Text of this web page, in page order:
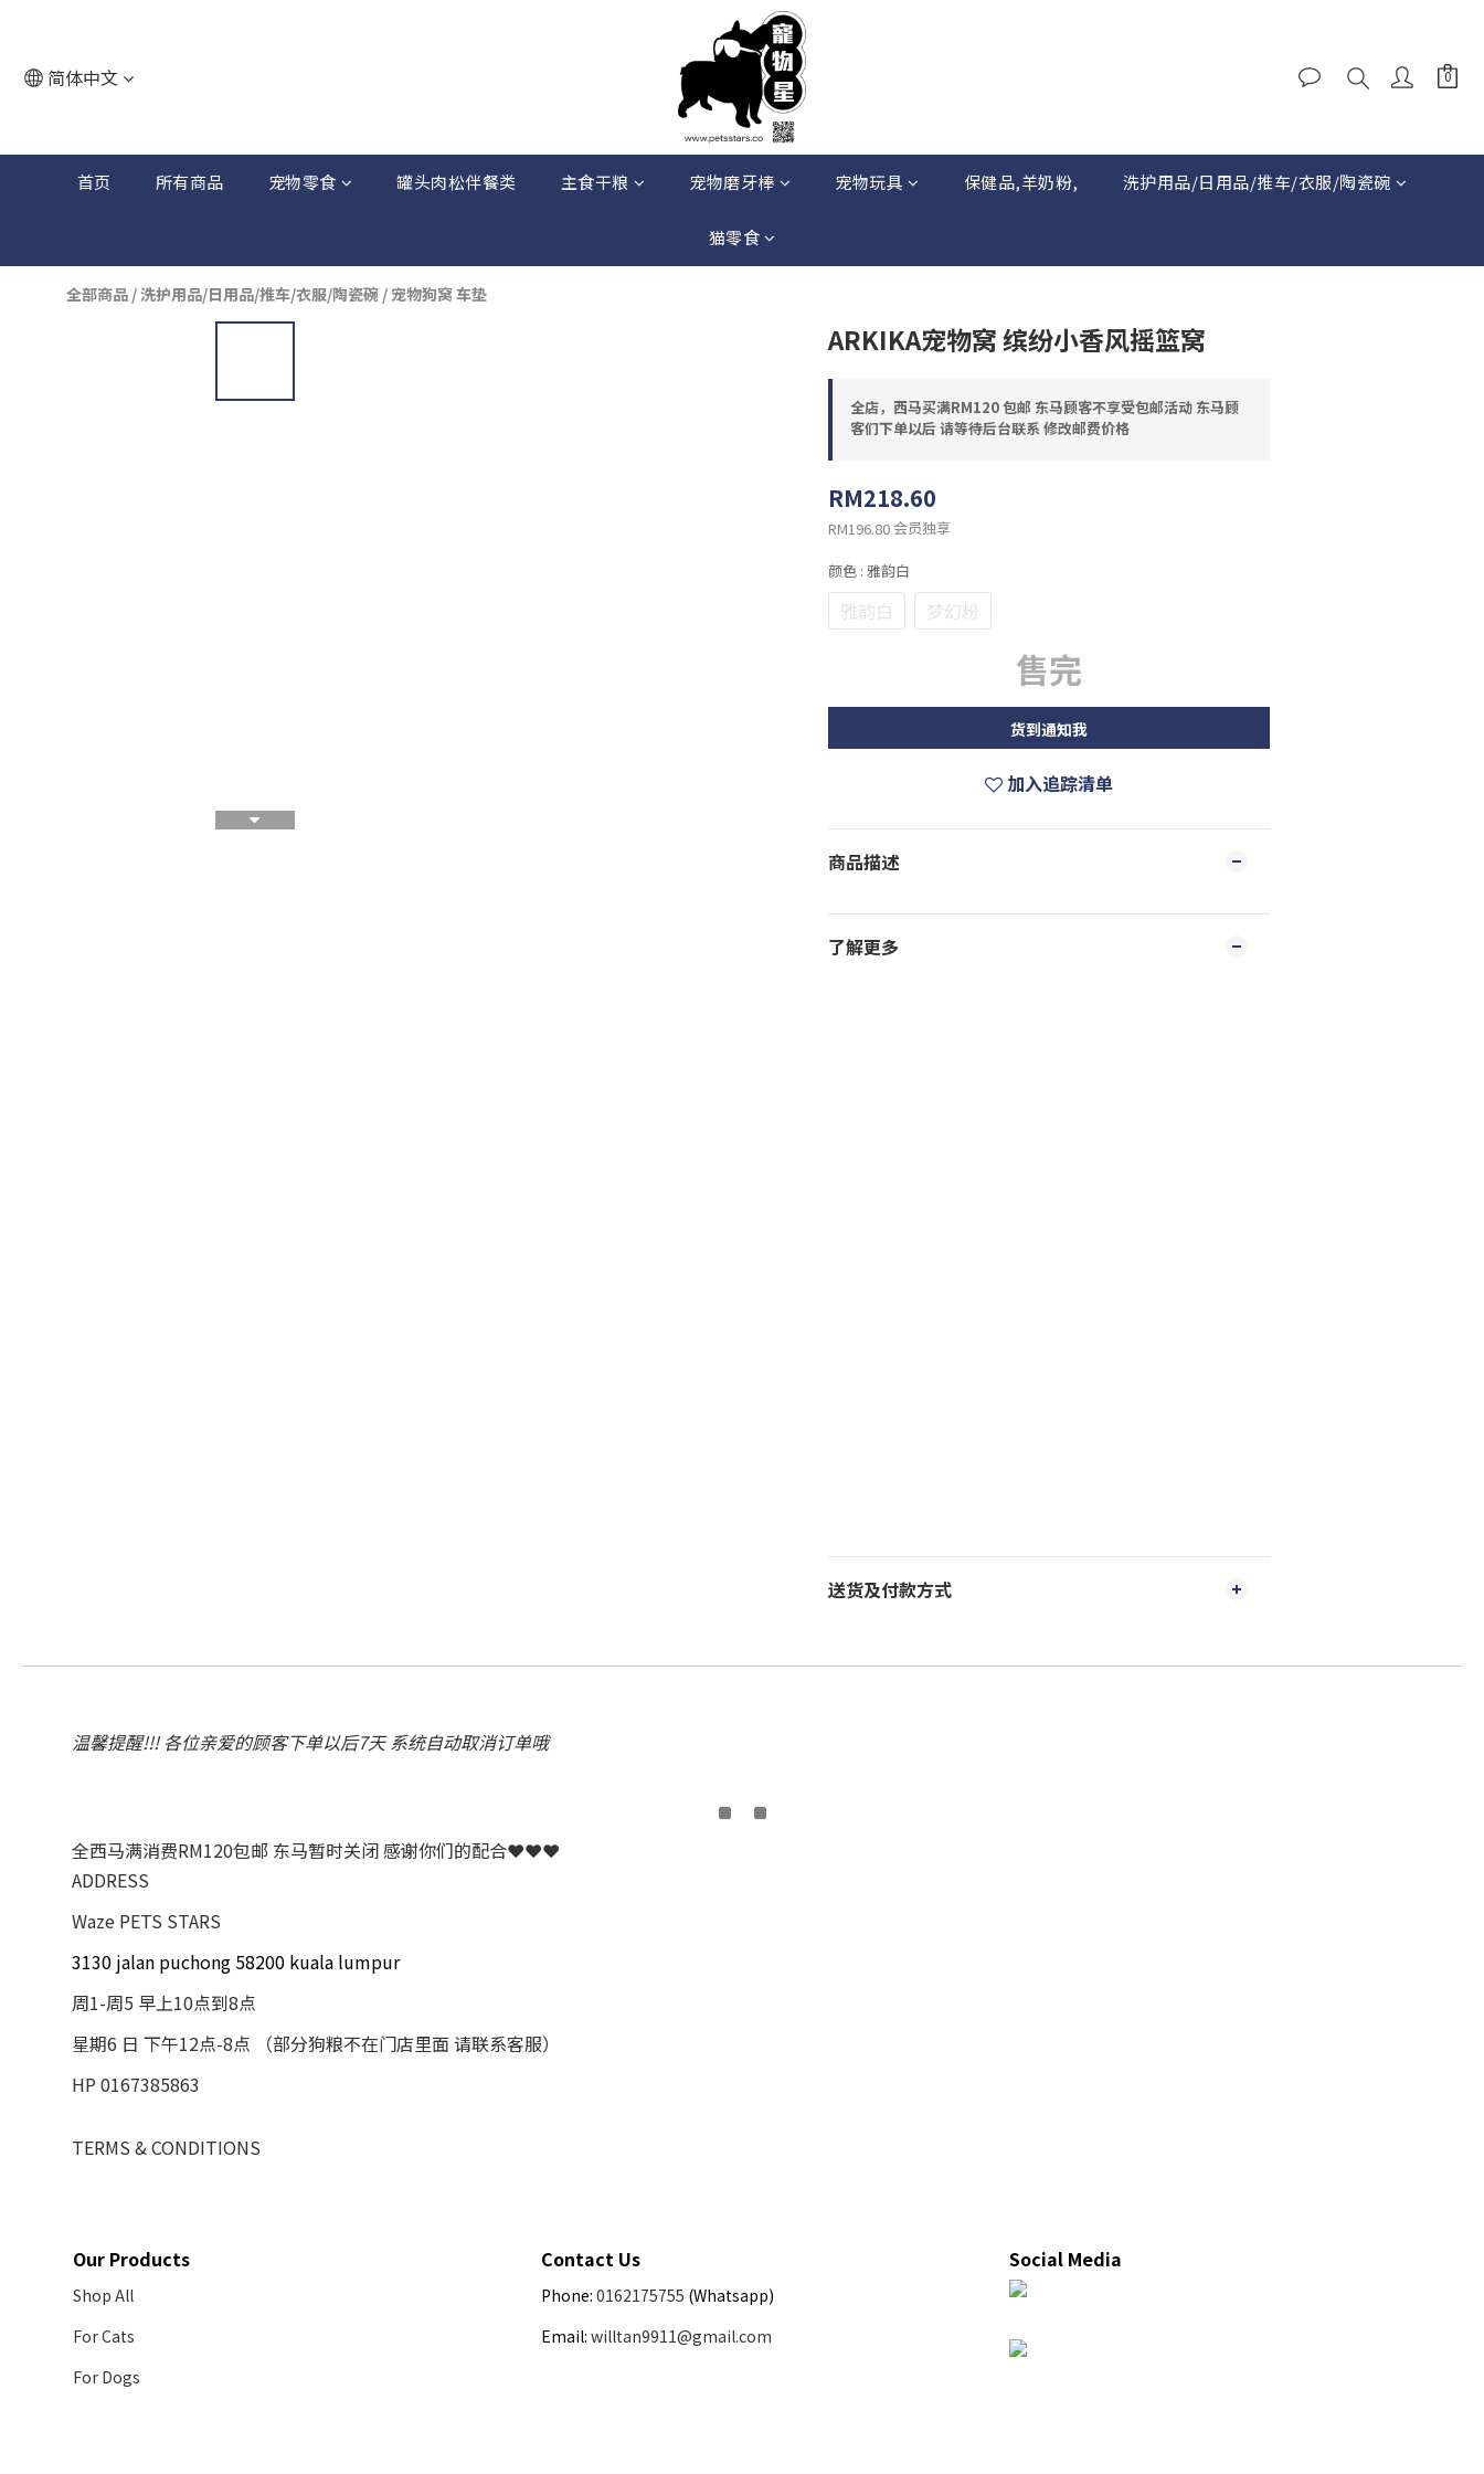
简体中文
首页 所有商品 宠物零食 罐头肉松伴餐类 主食干粮 宠物磨牙棒 宠物玩具 保健品,羊奶粉, 洗护用品/日用品/推车/衣服/陶瓷碗
猫零食
全部商品 /洗护用品/日用品/推车/衣服/陶瓷碗 / 宠物狗窝 车垫
ARKIKA宠物窝 缤纷小香风摇篮窝
全店，西马买满RM120 包邮 东马顾客不享受包邮活动 东马顾
客们下单以后 请等待后台联系 修改邮费价格
RM218.60
RM196.80 会员独享
颜色 : 雅韵白
雅韵白 梦幻粉
售完
货到通知我
加入追踪清单
商品描述
了解更多
送货及付款方式
温馨提醒!!! 各位亲爱的顾客下单以后7天 系统自动取消订单哦
全西马满消费RM120包邮 东马暂时关闭 感谢你们的配合❤❤❤
ADDRESS
Waze PETS STARS
3130 jalan puchong 58200 kuala lumpur
周1-周5 早上10点到8点
星期6 日 下午12点-8点 （部分狗粮不在门店里面 请联系客服）
HP 0167385863
TERMS & CONDITIONS
Our Products
Shop All
For Cats
For Dogs
Contact Us
Phone: 0162175755 (Whatsapp)
Email: willtan9911@gmail.com
Social Media